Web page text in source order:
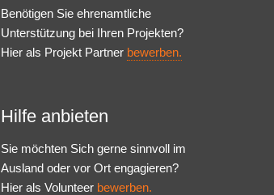
Benötigen Sie ehrenamtliche
Unterstützung bei Ihren Projekten?
Hier als Projekt Partner bewerben.
Hilfe anbieten
Sie möchten Sich gerne sinnvoll im
Ausland oder vor Ort engagieren?
Hier als Volunteer bewerben.